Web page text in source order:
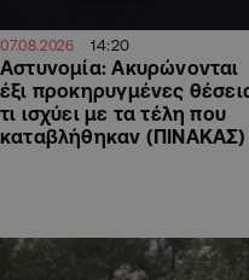
07.08.2026 14:20
Αστυνομία: Ακυρώνονται
έξι προκηρυγμένες
τι ισχύει με τα τέλη που
καταβλήθηκαν (ΠΙΝΑΚΑΣ)